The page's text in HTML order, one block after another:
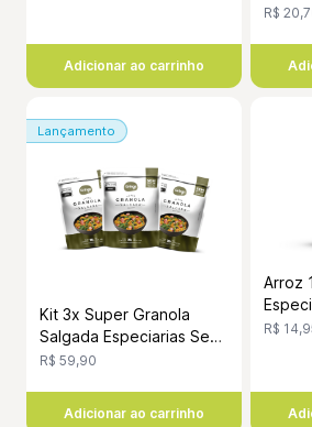
Adicionar ao carrinho
Grings
R$
Lançamento
Kit 3x Super Granola
Salgada Especiarias Sem
Glúten Vegana 200g
R$ 59,90
Adicionar ao carrinho
Arroz
R$